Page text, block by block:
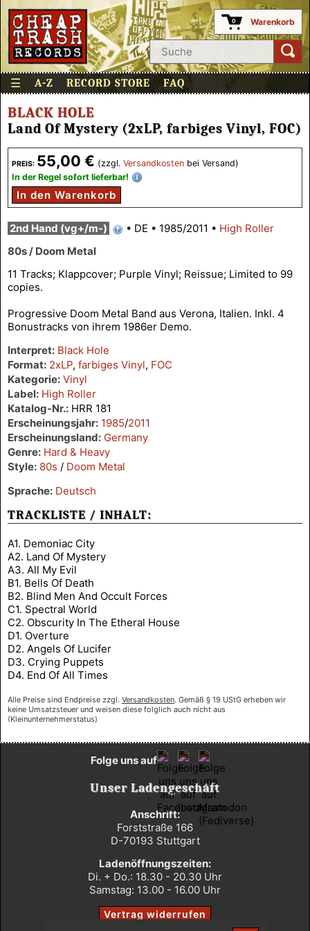
0 Warenkorb
☰ A-Z RECORD STORE FAQ
PREIS: 55,00 € (zzgl. Versandkosten bei Versand)
In der Regel sofort lieferbar!
In den Warenkorb
BLACK HOLE
Land Of Mystery (2xLP, farbiges Vinyl, FOC)
2nd Hand (vg+/m-) • DE • 1985/2011 • High Roller
80s / Doom Metal
11 Tracks; Klappcover; Purple Vinyl; Reissue; Limited to 99
copies.
Progressive Doom Metal Band aus Verona, Italien. Inkl. 4
Bonustracks von ihrem 1986er Demo.
Interpret: Black Hole
Format: 2xLP, farbiges Vinyl, FOC
Kategorie: Vinyl
Label: High Roller
Katalog-Nr.: HRR 181
Erscheinungsjahr: 1985/2011
Erscheinungsland: Germany
Genre: Hard & Heavy
Style: 80s / Doom Metal
Sprache: Deutsch
TRACKLISTE / INHALT:
A1. Demoniac City
A2. Land Of Mystery
A3. All My Evil
B1. Bells Of Death
B2. Blind Men And Occult Forces
C1. Spectral World
C2. Obscurity In The Etheral House
D1. Overture
D2. Angels Of Lucifer
D3. Crying Puppets
D4. End Of All Times
Alle Preise sind Endpreise zzgl. Versandkosten. Gemäß § 19 UStG erheben wir
keine Umsatzsteuer und weisen diese folglich auch nicht aus
(Kleinunternehmerstatus)
Unser Ladengeschäft
Anschrift:
Forststraße 166
D-70193 Stuttgart
Ladenöffnungszeiten:
Di. + Do.: 18.30 - 20.30 Uhr
Samstag: 13.00 - 16.00 Uhr
Vertrag widerrufen
Folge uns auf